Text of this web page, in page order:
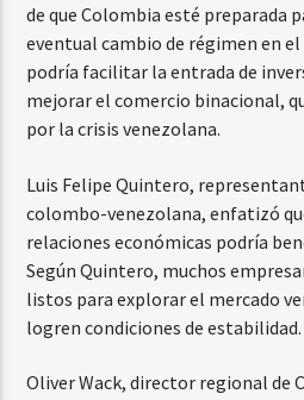
de que Colombia esté preparada
eventual cambio de régimen en
podría facilitar la entrada de
mejorar el comercio binacional,
por la crisis venezolana.
Luis Felipe Quintero,
colombo-venezolana, enfatizó
relaciones económicas podría
Según Quintero, muchos
listos para explorar el mercado
logren condiciones de estabilidad.
Oliver Wack, director regional de